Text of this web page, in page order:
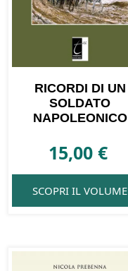
RICORDI DI UN
SOLDATO
NAPOLEONICO
15,00€
SCOPRI IL VOLUME